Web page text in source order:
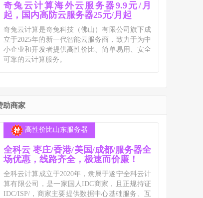
奇兔云计算海外云服务器9.9元/月
起，国内高防云服务器25元/月起
奇兔云计算是奇兔科技（佛山）有限公司旗下成
立于2025年的新一代智能云服务商，致力于为中
小企业和开发者提供高性价比、简单易用、安全
可靠的云计算服务。
助商家
高性价比山东服务器
全科云 枣庄/香港/美国/成都/服务器全
场优惠，线路齐全，极速而价廉！
全科云计算成立于2020年，隶属于遂宁全科云计
算有限公司，是一家国人IDC商家，且正规持证
IDC/ISP/，商家主要提供数据中心基础服务、互